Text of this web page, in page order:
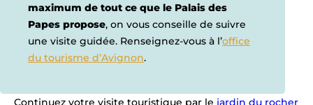
maximum de tout ce que le Palais des
Papes propose, on vous conseille de suivre
une visite guidée. Renseignez-vous à l’office
du tourisme d’Avignon.
Continuez votre visite touristique par le jardin du rocher